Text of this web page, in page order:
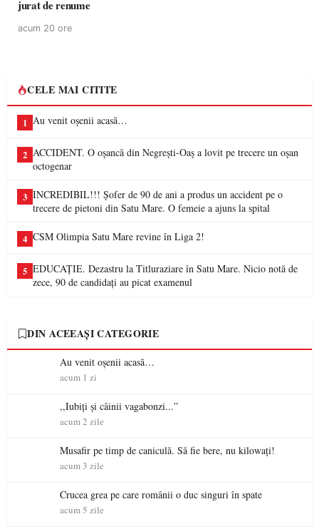
jurat de renume
acum 20 ore
CELE MAI CITITE
1 Au venit oșenii acasă…
2 ACCIDENT. O oșancă din Negrești-Oaș a lovit pe trecere un oșan
octogenar
3 INCREDIBIL!!! Șofer de 90 de ani a produs un accident pe o
trecere de pietoni din Satu Mare. O femeie a ajuns la spital
4 CSM Olimpia Satu Mare revine în Liga 2!
5 EDUCAȚIE. Dezastru la Titluraziare în Satu Mare. Nicio notă de
zece, 90 de candidați au picat examenul
DIN ACEEAȘI CATEGORIE
Au venit oșenii acasă…
acum 1 zi
,,Iubiți și câinii vagabonzi...”
acum 2 zile
Musafir pe timp de caniculă. Să fie bere, nu kilowați!
acum 3 zile
Crucea grea pe care românii o duc singuri în spate
acum 5 zile